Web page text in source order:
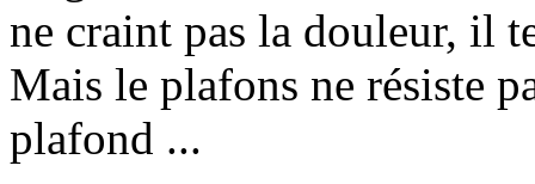
ne craint pas la douleur, il
Mais le plafons ne résiste
plafond ...